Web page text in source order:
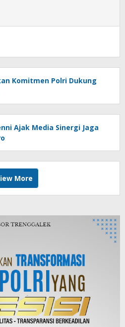
Komitmen Polri Dukung
Ajak Media Sinergi Jaga
More